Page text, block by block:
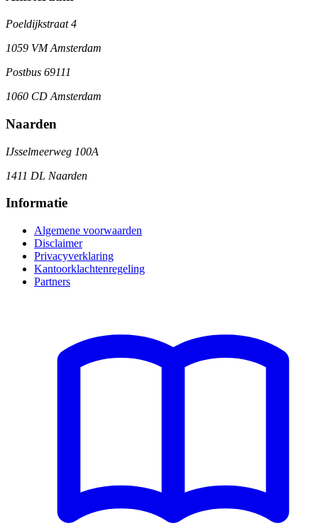
Poeldijkstraat 4
1059 VM Amsterdam
Postbus 69111
1060 CD Amsterdam
Naarden
IJsselmeerweg 100A
1411 DL Naarden
Informatie
Algemene voorwaarden
Disclaimer
Privacyverklaring
Kantoorklachtenregeling
Partners